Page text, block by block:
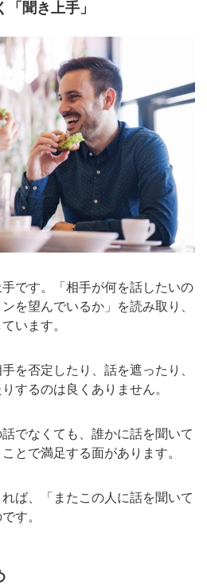
聞き上手」
です。「相手が何を話したいの
を望んでいるか」を読み取り、
います。
を否定したり、話を遮ったり、
するのは良くありません。
でなくても、誰かに話を聞いて
とで満足する面があります。
ば、「またこの人に話を聞いて
す。